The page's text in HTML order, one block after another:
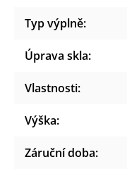
Typ výplně:
Úprava skla:
Vlastnosti:
Výška:
Záruční doba: